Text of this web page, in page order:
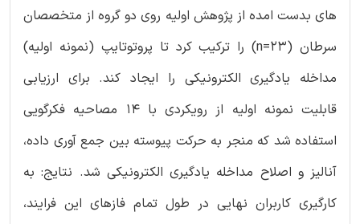
های بدست امده از پژوهش اولیه روی دو گروه از متخصصان
سرطان (n=23) را ترکیب کرد تا پروتوتایپ (نمونه اولیه)
مداخله یادگیری الکترونیکی را ایجاد کند. برای ارزیابی
قابلیت نمونه اولیه از رویکردی با 14 مصاحیه فکرگویی
استفاده شد که منجر به حرکت پیوسته بین جمع آوری داده،
آنالیز و اصلاح مداخله یادگیری الکترونیکی شد. نتایج: به
کارگیری کاربران نهایی در طول تمام فازهای این فرایند،